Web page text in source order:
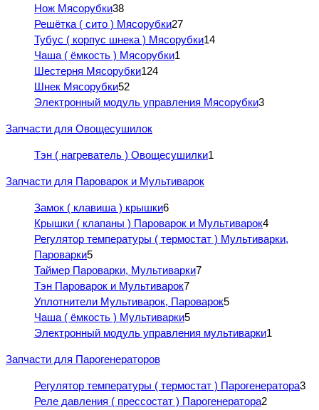
Нож Мясорубки38
Решётка ( сито ) Мясорубки27
Тубус ( корпус шнека ) Мясорубки14
Чаша ( ёмкость ) Мясорубки1
Шестерня Мясорубки124
Шнек Мясорубки52
Электронный модуль управления Мясорубки3
Запчасти для Овощесушилок
Тэн ( нагреватель ) Овощесушилки1
Запчасти для Пароварок и Мультиварок
Замок ( клавиша ) крышки6
Крышки ( клапаны ) Пароварок и Мультиварок4
Регулятор температуры ( термостат ) Мультиварки,
Пароварки5
Таймер Пароварки, Мультиварки7
Тэн Пароварок и Мультиварок7
Уплотнители Мультиварок, Пароварок5
Чаша ( ёмкость ) Мультиварки5
Электронный модуль управления мультиварки1
Запчасти для Парогенераторов
Регулятор температуры ( термостат ) Парогенератора3
Реле давления ( прессостат ) Парогенератора2